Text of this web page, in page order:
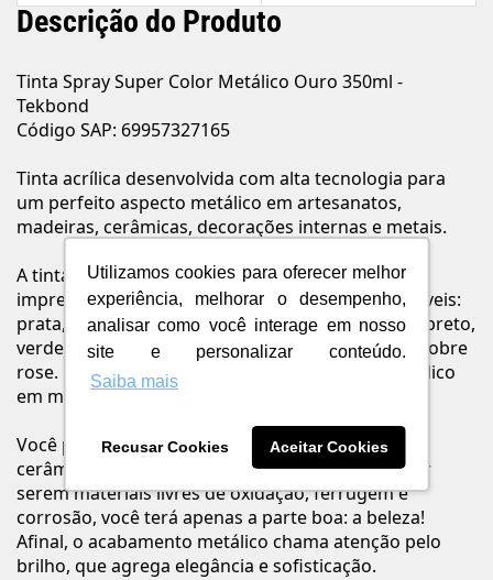
Utilizamos cookies para oferecer melhor
experiência, melhorar o desempenho,
analisar como você interage em nosso
site e personalizar conteúdo.
Saiba mais
Recusar Cookies Aceitar Cookies
Descrição do Produto
Tinta Spray Super Color Metálico Ouro 350ml -
Tekbond
Código SAP: 69957327165
Tinta acrílica desenvolvida com alta tecnologia para
um perfeito aspecto metálico em artesanatos,
madeiras, cerâmicas, decorações internas e metais.
A tinta spray Super Color Metálico da Tekbond
impressiona pela variedade. São treze cores incríveis:
prata, azul, cromado, dourado, vermelho, cobre, preto,
verde, bronze, ouro, rose gold, rose millennial e cobre
rose. É o produto perfeito para dar aspecto metálico
em móveis, jarros, louça, peças artesanias etc.
Você pode aplicar a tinta spray em madeiras,
cerâmicas, decorações internas e muito mais! Por
serem materiais livres de oxidação, ferrugem e
corrosão, você terá apenas a parte boa: a beleza!
Afinal, o acabamento metálico chama atenção pelo
brilho, que agrega elegância e sofisticação.